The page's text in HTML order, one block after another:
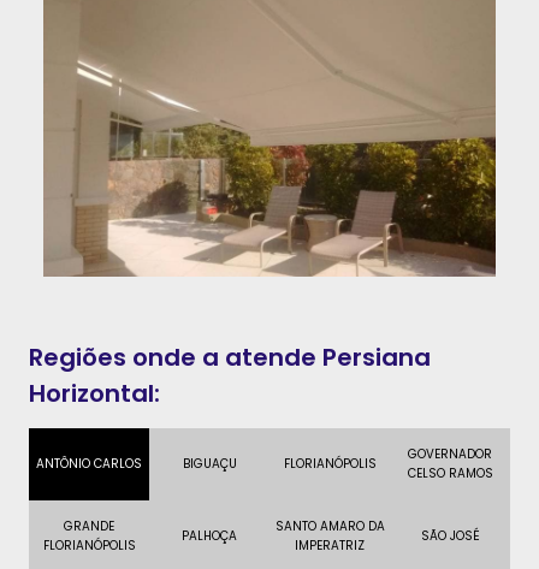
Regiões onde a atende Persiana
Horizontal:
ANTÔNIO CARLOS BIGUAÇU FLORIANÓPOLIS
GOVERNADOR
CELSO RAMOS
GRANDE
FLORIANÓPOLIS
PALHOÇA
SANTO AMARO DA
IMPERATRIZ
SÃO JOSÉ